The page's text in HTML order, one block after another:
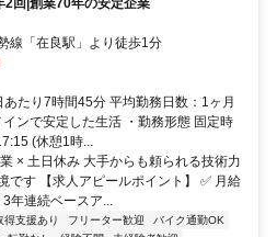
2回|創業70年の安定企業
線「在良駅」より徒歩1分
たり7時間45分 平均勤務日数：1ヶ月
ンで安定した生活 ・勤務形態 固定時
(休憩1時...
× 土日休み 大手からも頼られる技術力
です 【求人アピールポイント】 ✅ 月給
年連続ベースア...
得支援あり フリーター歓迎
バイク通勤OK